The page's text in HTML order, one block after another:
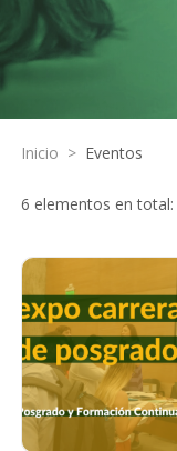
Inicio > Eventos
6 elementos en total: